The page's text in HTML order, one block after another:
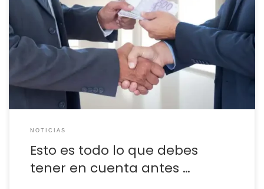
El momento de pedir un crédito para afrontar un gasto
mayor debe ser claramente consensuado y no una decisión
tomada a la ligera En España, los préstamos han pasado de
ser un recurso poco habitual a convertirse en una
herramienta financiera cotidiana para millones de familias.
A lo largo de […]
NOTICIAS
Esto es todo lo que debes
tener en cuenta antes …